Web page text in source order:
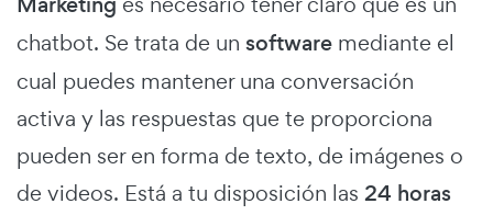
chatbot. Se trata de un software mediante el
cual puedes mantener una conversación
activa y las respuestas que te proporciona
pueden ser en forma de texto, de imágenes o
de videos. Está a tu disposición las 24 horas